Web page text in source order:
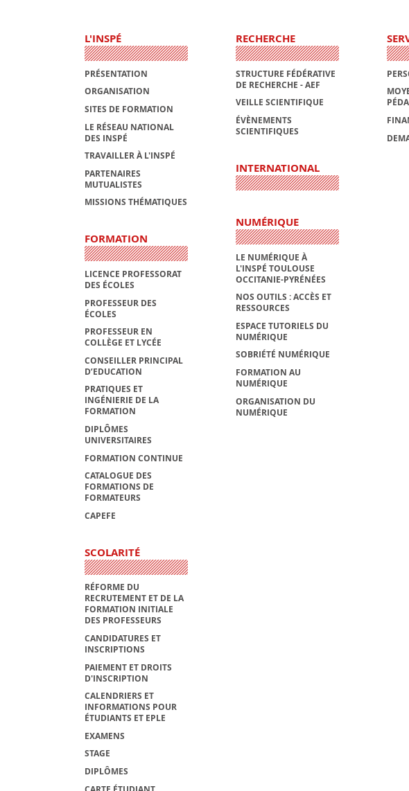
L'INSPÉ
PRÉSENTATION
ORGANISATION
SITES DE FORMATION
LE RÉSEAU NATIONAL
DES INSPÉ
TRAVAILLER À L'INSPÉ
PARTENAIRES
MUTUALISTES
MISSIONS THÉMATIQUES
FORMATION
LICENCE PROFESSORAT
DES ÉCOLES
PROFESSEUR DES
ÉCOLES
PROFESSEUR EN
COLLÈGE ET LYCÉE
CONSEILLER PRINCIPAL
D’EDUCATION
PRATIQUES ET
INGÉNIERIE DE LA
FORMATION
DIPLÔMES
UNIVERSITAIRES
FORMATION CONTINUE
CATALOGUE DES
FORMATIONS DE
FORMATEURS
CAPEFE
SCOLARITÉ
RÉFORME DU
RECRUTEMENT ET DE LA
FORMATION INITIALE
DES PROFESSEURS
CANDIDATURES ET
INSCRIPTIONS
PAIEMENT ET DROITS
D'INSCRIPTION
CALENDRIERS ET
INFORMATIONS POUR
ÉTUDIANTS ET EPLE
EXAMENS
STAGE
DIPLÔMES
RECHERCHE
STRUCTURE FÉDÉRATIVE
DE RECHERCHE - AEF
VEILLE SCIENTIFIQUE
ÉVÈNEMENTS
SCIENTIFIQUES
INTERNATIONAL
NUMÉRIQUE
LE NUMÉRIQUE À
L'INSPÉ TOULOUSE
OCCITANIE-PYRÉNÉES
NOS OUTILS : ACCÈS ET
RESSOURCES
ESPACE TUTORIELS DU
NUMÉRIQUE
SOBRIÉTÉ NUMÉRIQUE
FORMATION AU
NUMÉRIQUE
ORGANISATION DU
NUMÉRIQUE